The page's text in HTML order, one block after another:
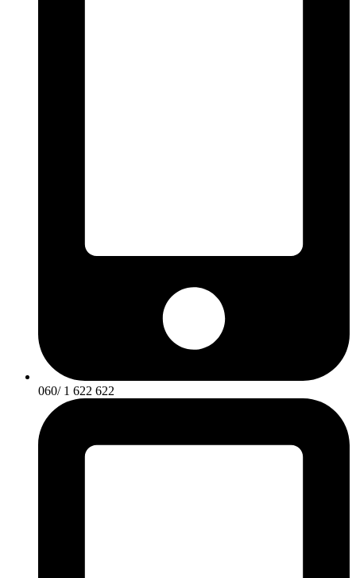
060/ 1 622 622